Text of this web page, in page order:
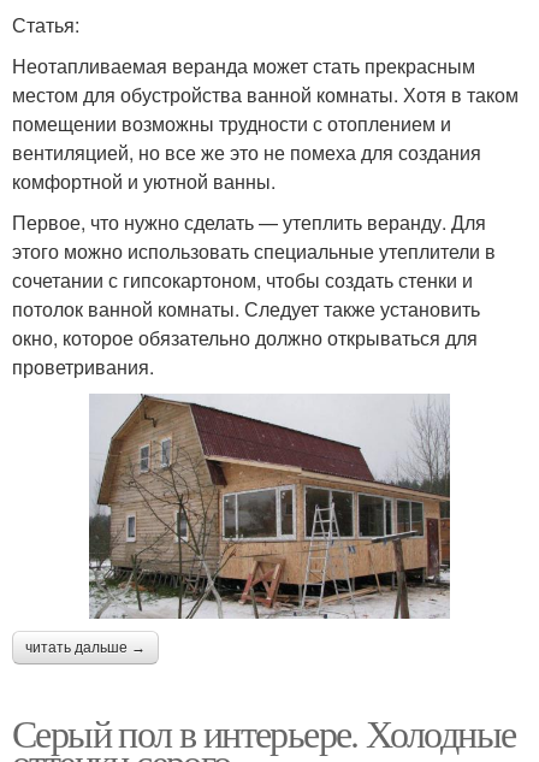
Статья:
Неотапливаемая веранда может стать прекрасным
местом для обустройства ванной комнаты. Хотя в таком
помещении возможны трудности с отоплением и
вентиляцией, но все же это не помеха для создания
комфортной и уютной ванны.
Первое, что нужно сделать — утеплить веранду. Для
этого можно использовать специальные утеплители в
сочетании с гипсокартоном, чтобы создать стенки и
потолок ванной комнаты. Следует также установить
окно, которое обязательно должно открываться для
проветривания.
читать дальше →
Серый пол в интерьере. Холодные